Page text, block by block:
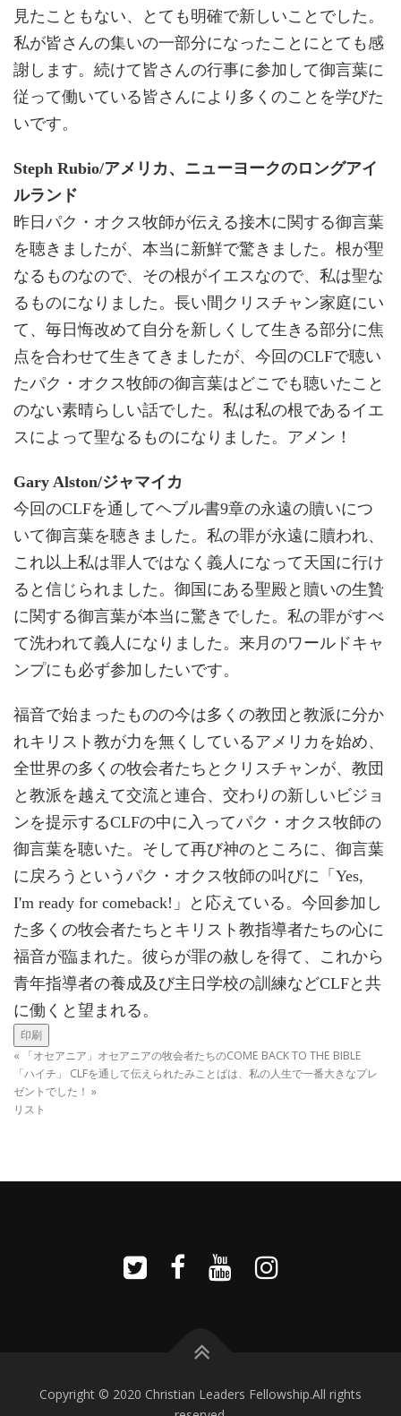
見たこともない、とても明確で新しいことでした。
私が皆さんの集いの一部分になったことにとても感
謝します。続けて皆さんの行事に参加して御言葉に
従って働いている皆さんにより多くのことを学びた
いです。
Steph Rubio/アメリカ、ニューヨークのロングアイ
ルランド
昨日パク・オクス牧師が伝える接木に関する御言葉
を聴きましたが、本当に新鮮で驚きました。根が聖
なるものなので、その根がイエスなので、私は聖な
るものになりました。長い間クリスチャン家庭にい
て、毎日悔改めて自分を新しくして生きる部分に焦
点を合わせて生きてきましたが、今回のCLFで聴い
たパク・オクス牧師の御言葉はどこでも聴いたこと
のない素晴らしい話でした。私は私の根であるイエ
スによって聖なるものになりました。アメン！
Gary Alston/ジャマイカ
今回のCLFを通してヘブル書9章の永遠の贖いにつ
いて御言葉を聴きました。私の罪が永遠に贖われ、
これ以上私は罪人ではなく義人になって天国に行け
ると信じられました。御国にある聖殿と贖いの生贄
に関する御言葉が本当に驚きでした。私の罪がすべ
て洗われて義人になりました。来月のワールドキャ
ンプにも必ず参加したいです。
福音で始まったものの今は多くの教団と教派に分か
れキリスト教が力を無くしているアメリカを始め、
全世界の多くの牧会者たちとクリスチャンが、教団
と教派を越えて交流と連合、交わりの新しいビジョ
ンを提示するCLFの中に入ってパク・オクス牧師の
御言葉を聴いた。そして再び神のところに、御言葉
に戻ろうというパク・オクス牧師の叫びに「Yes,
I'm ready for comeback!」と応えている。今回参加し
た多くの牧会者たちとキリスト教指導者たちの心に
福音が臨まれた。彼らが罪の赦しを得て、これから
青年指導者の養成及び主日学校の訓練などCLFと共
に働くと望まれる。
印刷
«
「オセアニア」オセアニアの牧会者たちのCOME BACK TO THE BIBLE
「ハイチ」 CLFを通して伝えられたみことばは、私の人生で一番大きなプレ
ゼントでした！ »
リスト
Copyright © 2020 Christian Leaders Fellowship.All rights